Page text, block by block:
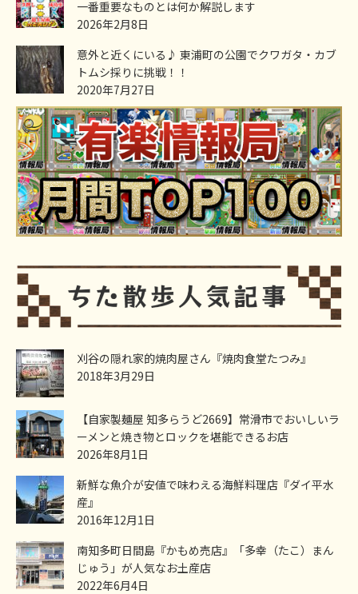
一番重要なものとは何か解説します
2026年2月8日
意外と近くにいる♪ 東浦町の公園でクワガタ・カブ
トムシ採りに挑戦！！
2020年7月27日
刈谷の隠れ家的焼肉屋さん『焼肉食堂たつみ』
2018年3月29日
【自家製麺屋 知多らうど2669】常滑市でおいしいラ
ーメンと焼き物とロックを堪能できるお店
2026年8月1日
新鮮な魚介が安値で味わえる海鮮料理店『ダイ平水
産』
2016年12月1日
南知多町日間島『かもめ売店』「多幸（たこ）まん
じゅう」が人気なお土産店
2022年6月4日